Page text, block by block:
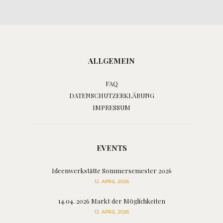
ALLGEMEIN
FAQ
DATENSCHUTZERKLÄRUNG
IMPRESSUM
EVENTS
Ideenwerkstätte Sommersemester 2026
12. APRIL 2026
14.04. 2026 Markt der Möglichkeiten
12. APRIL 2026